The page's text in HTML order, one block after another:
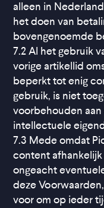
alleen in
het doen van
bovengenoemde
7.2 Al het gebruik
vorige artikellid
beperkt tot enig
gebruik, is niet
voorbehouden
intellectuele
7.3 Mede omdat
content afhankelijk
ongeacht
deze
voor om op ieder